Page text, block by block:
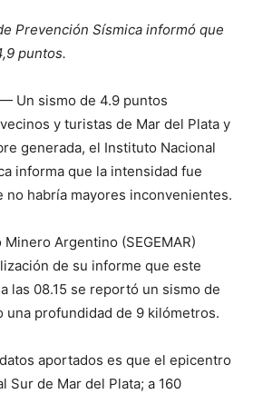
Prevención Sísmica informó que
puntos.
— Un sismo de 4.9 puntos
y turistas de Mar del Plata y
generada, el Instituto Nacional
informa que la intensidad fue
no habría mayores inconvenientes.
Argentino (SEGEMAR)
de su informe que este
las 08.15 se reportó un sismo de
una profundidad de 9 kilómetros.
aportados es que el epicentro
Sur de Mar del Plata; a 160